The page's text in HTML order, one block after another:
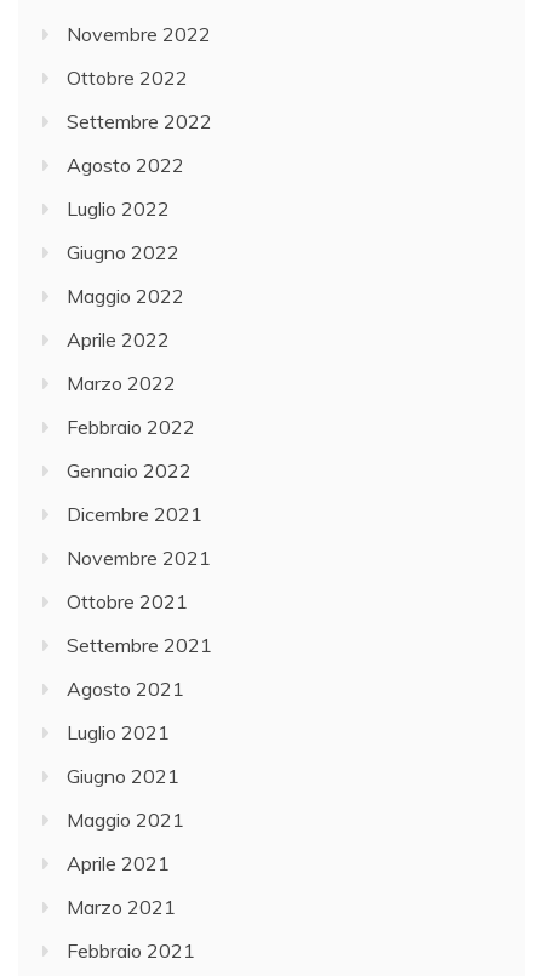
Novembre 2022
Ottobre 2022
Settembre 2022
Agosto 2022
Luglio 2022
Giugno 2022
Maggio 2022
Aprile 2022
Marzo 2022
Febbraio 2022
Gennaio 2022
Dicembre 2021
Novembre 2021
Ottobre 2021
Settembre 2021
Agosto 2021
Luglio 2021
Giugno 2021
Maggio 2021
Aprile 2021
Marzo 2021
Febbraio 2021